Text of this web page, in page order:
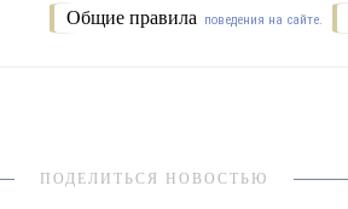
Общие правила поведения на сайте.
ПОДЕЛИТЬСЯ НОВОСТЬЮ